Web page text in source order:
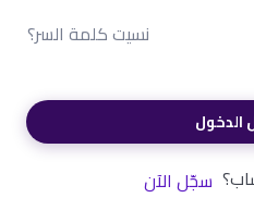
نسيت كلمة السر؟
الدخول
سجّل الآن